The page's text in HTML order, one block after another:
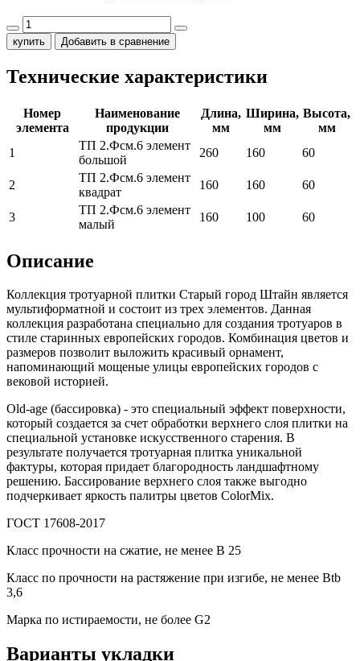
купить Добавить в сравнение
Технические характеристики
Номер
элемента
Наименование
продукции
Длина,
мм
Ширина,
мм
Высота,
мм
1
ТП 2.Фсм.6 элемент
большой
260 160 60
2
ТП 2.Фсм.6 элемент
квадрат
160 160 60
3
ТП 2.Фсм.6 элемент
малый
160 100 60
Описание
Коллекция тротуарной плитки Старый город Штайн является
мультиформатной и состоит из трех элементов. Данная
коллекция разработана специально для создания тротуаров в
стиле старинных европейских городов. Комбинация цветов и
размеров позволит выложить красивый орнамент,
напоминающий мощеные улицы европейских городов с
вековой историей.
Old-age (бассировка) - это специальный эффект поверхности,
который создается за счет обработки верхнего слоя плитки на
специальной установке искусственного старения. В
результате получается тротуарная плитка уникальной
фактуры, которая придает благородность ландшафтному
решению. Бассирование верхнего слоя также выгодно
подчеркивает яркость палитры цветов ColorMix.
ГОСТ 17608-2017
Класс прочности на сжатие, не менее В 25
Класс по прочности на растяжение при изгибе, не менее Вtb
3,6
Марка по истираемости, не более G2
Варианты укладки